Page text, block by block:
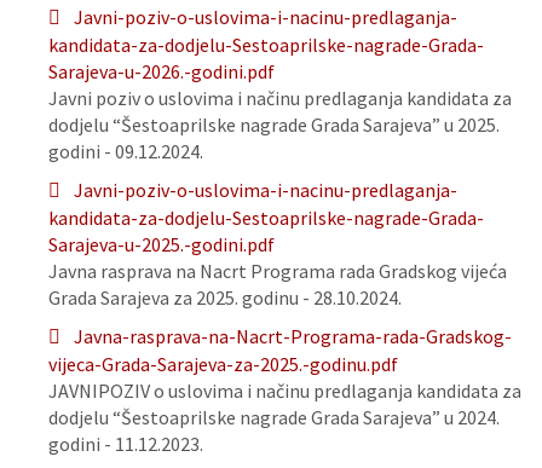
Javni-poziv-o-uslovima-i-nacinu-predlaganja-
kandidata-za-dodjelu-Sestoaprilske-nagrade-Grada-
Sarajeva-u-2026.-godini.pdf
Javni poziv o uslovima i načinu predlaganja kandidata za
dodjelu “Šestoaprilske nagrade Grada Sarajeva” u 2025.
godini - 09.12.2024.
Javni-poziv-o-uslovima-i-nacinu-predlaganja-
kandidata-za-dodjelu-Sestoaprilske-nagrade-Grada-
Sarajeva-u-2025.-godini.pdf
Javna rasprava na Nacrt Programa rada Gradskog vijeća
Grada Sarajeva za 2025. godinu - 28.10.2024.
Javna-rasprava-na-Nacrt-Programa-rada-Gradskog-
vijeca-Grada-Sarajeva-za-2025.-godinu.pdf
JAVNIPOZIV o uslovima i načinu predlaganja kandidata za
dodjelu “Šestoaprilske nagrade Grada Sarajeva” u 2024.
godini - 11.12.2023.